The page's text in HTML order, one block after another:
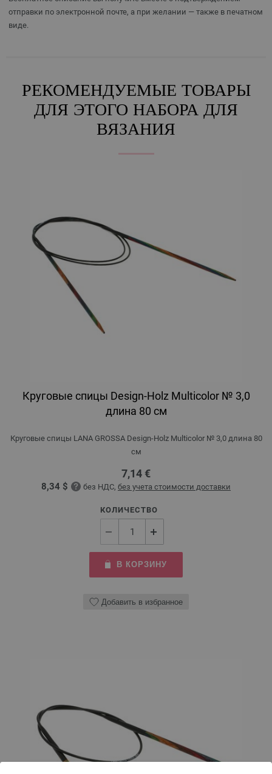
отправки по электронной почте, а при желании — также в печатном
виде.
РЕКОМЕНДУЕМЫЕ ТОВАРЫ
ДЛЯ ЭТОГО НАБОРА ДЛЯ
ВЯЗАНИЯ
Круговые спицы Design-Holz Multicolor № 3,0
длина 80 см
Круговые спицы LANA GROSSA Design-Holz Multicolor № 3,0 длина 80
см
7,14 €
8,34 $ без НДС, без учета стоимости доставки
КОЛИЧЕСТВО
В КОРЗИНУ
Добавить в избранное